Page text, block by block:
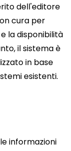
dell'editore
cura per
la disponibilità
il sistema è
in base
esistenti.
informazioni